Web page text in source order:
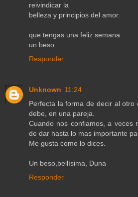
reivindicar la
belleza y principios del amor.
que tengas una feliz semana
un beso.
Responder
Unknown 11:24
Perfecta la forma de decir al
debe, en una pareja.
Cuando nos confiamos, a veces
de dar hasta lo mas importante
Me gusta como lo dices.
Un beso,bellísima, Duna
Responder